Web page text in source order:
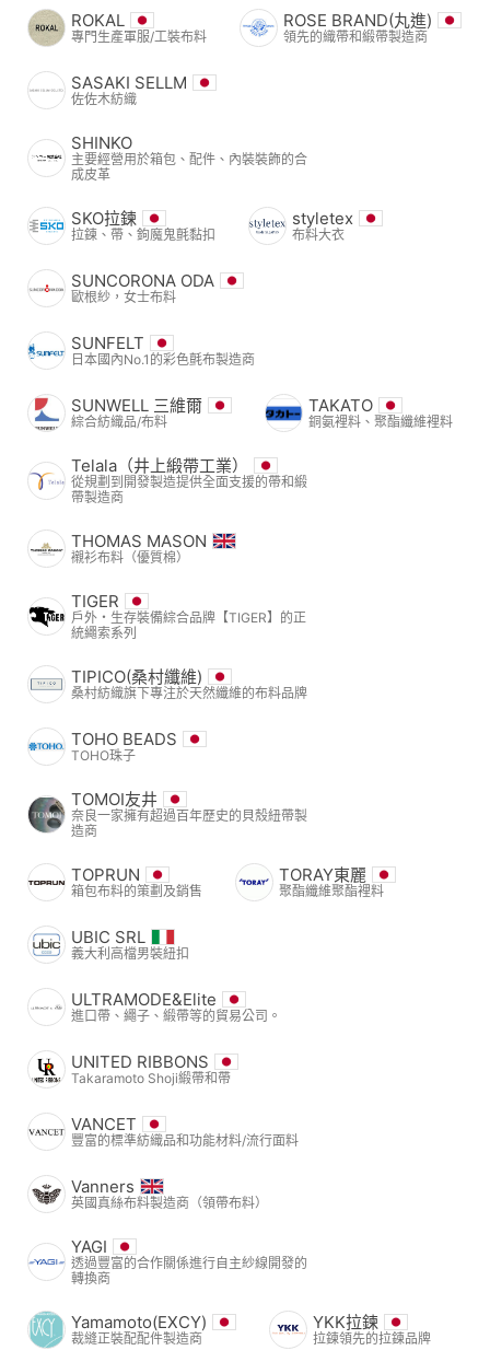
ROKAL
專門生產軍服/工裝布料
ROSE BRAND(丸進)
領先的織帶和緞帶製造商
SASAKI SELLM
佐佐木紡織
SHINKO
主要經營用於箱包、配件、內裝裝飾的合
成皮革
SKO拉鍊
拉鍊、帶、鉤魔鬼氈黏扣
styletex
布料大衣
SUNCORONA ODA
歐根紗，女士布料
SUNFELT
日本國內No.1的彩色氈布製造商
SUNWELL 三維爾
綜合紡織品/布料
TAKATO
銅氨裡料、聚酯纖維裡料
Telala（井上緞帶工業）
從規劃到開發製造提供全面支援的帶和緞
帶製造商
THOMAS MASON
襯衫布料（優質棉）
TIGER
戶外・生存裝備綜合品牌【TIGER】的正
統繩索系列
TIPICO(桑村纖維)
桑村紡織旗下專注於天然纖維的布料品牌
TOHO BEADS
TOHO珠子
TOMOI友井
奈良一家擁有超過百年歷史的貝殼紐帶製
造商
TOPRUN
箱包布料的策劃及銷售
TORAY東麗
聚酯纖維聚酯裡料
UBIC SRL
義大利高檔男裝紐扣
ULTRAMODE&Elite
進口帶、繩子、緞帶等的貿易公司。
UNITED RIBBONS
Takaramoto Shoji緞帶和帶
VANCET
豐富的標準紡織品和功能材料/流行面料
Vanners
英國真絲布料製造商（領帶布料）
YAGI
透過豐富的合作關係進行自主紗線開發的
轉換商
Yamamoto(EXCY)
裁縫正裝配配件製造商
YKK拉鍊
拉鍊領先的拉鍊品牌